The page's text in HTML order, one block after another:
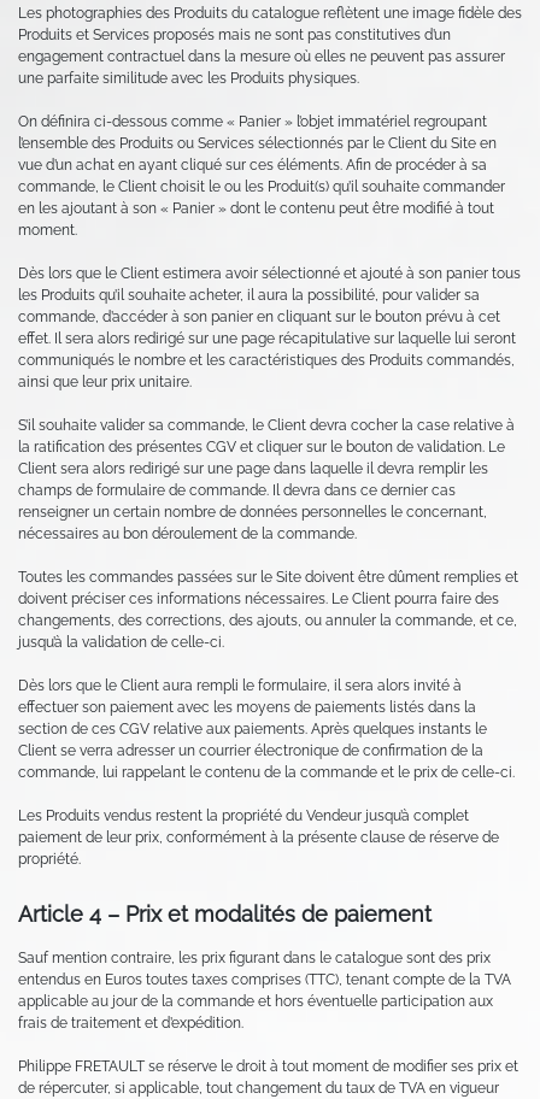
Les photographies des Produits du catalogue reflètent une image fidèle des
Produits et Services proposés mais ne sont pas constitutives d’un
engagement contractuel dans la mesure où elles ne peuvent pas assurer
une parfaite similitude avec les Produits physiques.
On définira ci-dessous comme « Panier » l’objet immatériel regroupant
l’ensemble des Produits ou Services sélectionnés par le Client du Site en
vue d’un achat en ayant cliqué sur ces éléments. Afin de procéder à sa
commande, le Client choisit le ou les Produit(s) qu’il souhaite commander
en les ajoutant à son « Panier » dont le contenu peut être modifié à tout
moment.
Dès lors que le Client estimera avoir sélectionné et ajouté à son panier tous
les Produits qu’il souhaite acheter, il aura la possibilité, pour valider sa
commande, d’accéder à son panier en cliquant sur le bouton prévu à cet
effet. Il sera alors redirigé sur une page récapitulative sur laquelle lui seront
communiqués le nombre et les caractéristiques des Produits commandés,
ainsi que leur prix unitaire.
S’il souhaite valider sa commande, le Client devra cocher la case relative à
la ratification des présentes CGV et cliquer sur le bouton de validation. Le
Client sera alors redirigé sur une page dans laquelle il devra remplir les
champs de formulaire de commande. Il devra dans ce dernier cas
renseigner un certain nombre de données personnelles le concernant,
nécessaires au bon déroulement de la commande.
Toutes les commandes passées sur le Site doivent être dûment remplies et
doivent préciser ces informations nécessaires. Le Client pourra faire des
changements, des corrections, des ajouts, ou annuler la commande, et ce,
jusqu’à la validation de celle-ci.
Dès lors que le Client aura rempli le formulaire, il sera alors invité à
effectuer son paiement avec les moyens de paiements listés dans la
section de ces CGV relative aux paiements. Après quelques instants le
Client se verra adresser un courrier électronique de confirmation de la
commande, lui rappelant le contenu de la commande et le prix de celle-ci.
Les Produits vendus restent la propriété du Vendeur jusqu’à complet
paiement de leur prix, conformément à la présente clause de réserve de
propriété.
Article 4 – Prix et modalités de paiement
Sauf mention contraire, les prix figurant dans le catalogue sont des prix
entendus en Euros toutes taxes comprises (TTC), tenant compte de la TVA
applicable au jour de la commande et hors éventuelle participation aux
frais de traitement et d’expédition.
Philippe FRETAULT se réserve le droit à tout moment de modifier ses prix et
de répercuter, si applicable, tout changement du taux de TVA en vigueur